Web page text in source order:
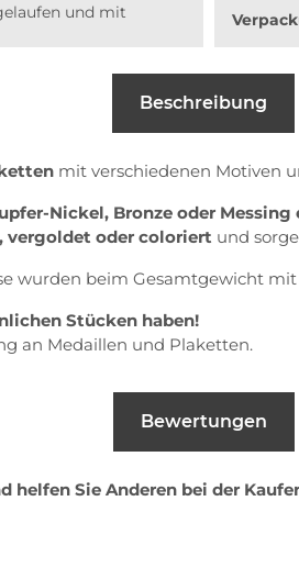
und mit
Beschreibung
mit verschiedenen Motiven
Nickel, Bronze oder Messing
vergoldet oder coloriert und
wurden beim Gesamtgewicht
Stücken haben!
an Medaillen und Plaketten.
Bewertungen
helfen Sie Anderen bei der